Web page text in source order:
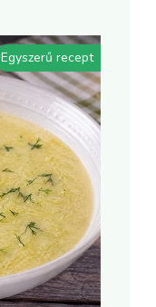
Egyszerű recept